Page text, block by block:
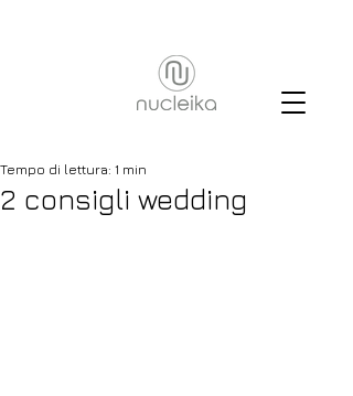
2 consigli wedding
Tempo di lettura: 1 min